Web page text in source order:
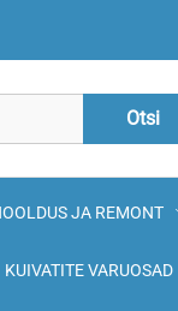
Otsi
JA REMONT
KUIVATITE VARUOSAD